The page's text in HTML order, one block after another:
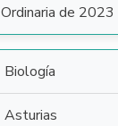
Ordinaria de 2023
Biología
Asturias